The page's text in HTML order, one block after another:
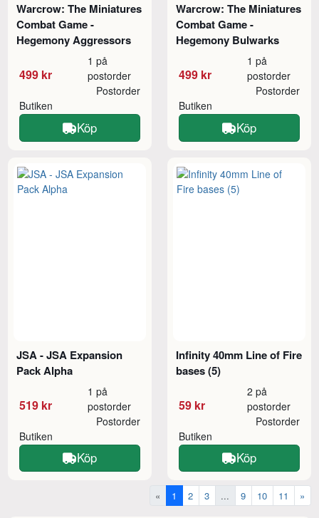
Warcrow: The Miniatures
Combat Game -
Hegemony Aggressors
499 kr
1 på
postorder
Butiken
Postorder
Köp
Warcrow: The Miniatures
Combat Game -
Hegemony Bulwarks
499 kr
1 på
postorder
Butiken
Postorder
Köp
JSA - JSA Expansion
Pack Alpha
519 kr
1 på
postorder
Butiken
Postorder
Köp
Infinity 40mm Line of Fire
bases (5)
59 kr
2 på
postorder
Butiken
Postorder
Köp
« 1 2 3 ... 9 10 11 »